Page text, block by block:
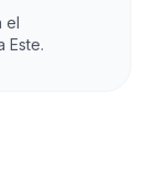
el
Este.